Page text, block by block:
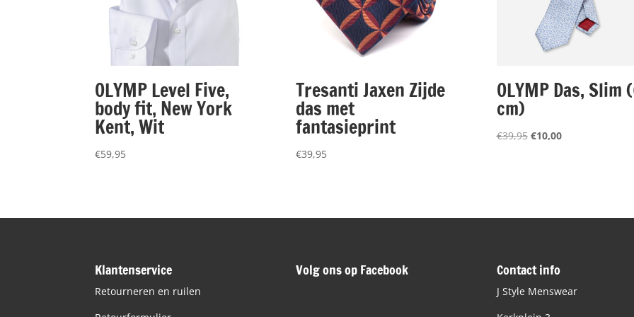
OLYMP Level Five,
body fit, New York
Kent, Wit
€59,95
Tresanti Jaxen Zijde
das met
fantasieprint
€39,95
OLYMP Das, Slim
cm)
€39,95 Oorspronkelijke
€10,00Huidige
Klantenservice
Retourneren en ruilen
Volg ons op Facebook Contact info
J Style Menswear